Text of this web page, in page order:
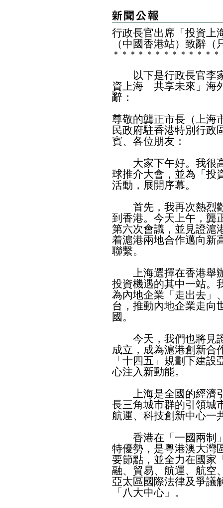
行政長官出席「投資
（中國香港站）致辭
＊ ＊ ＊ ＊ ＊ ＊ ＊ ＊ ＊ ＊ ＊ ＊ ＊
以下是行政長官李家
資上海 共享未來」海
辭：
尊敬的龔正市長（上海
民政府駐香港特別行政
賓、各位朋友：
大家下午好。我很高
球推介大會，並為「
活動，展開序幕。
首先，我再次熱烈歡
到香港。今天上午，龔
第六次會議，並見證滬
着滬港兩地合作邁向新
聯繫。
上海選擇在香港舉辦
投資機遇的其中一站。
為內地企業「走出去」
台，推動內地企業走向
國。
今天，我們也將見證
成立，成為滬港創新合
「十四五」規劃下建
心注入新動能。
上海是全國的經濟引
長三角城市群的引領城
航運、科技創新中心一
香港在「一國兩制」
特優勢，是粵港澳大灣
要節點，並全力在國家
融、貿易、航運、航空
亞太區國際法律及爭議
「八大中心」。